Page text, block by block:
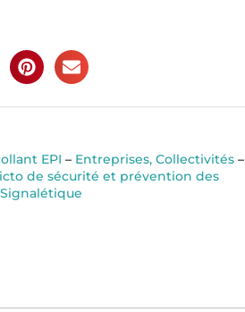
EPI – Entreprises, Collectivités–
de sécurité et prévention des
Signalétique